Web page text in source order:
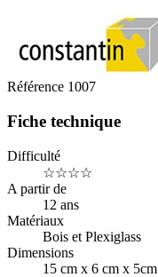
Référence 1007
Fiche technique
Difficulté
☆☆☆☆
A partir de
12 ans
Matériaux
Bois et Plexiglass
Dimensions
15 cm x 6 cm x 5cm